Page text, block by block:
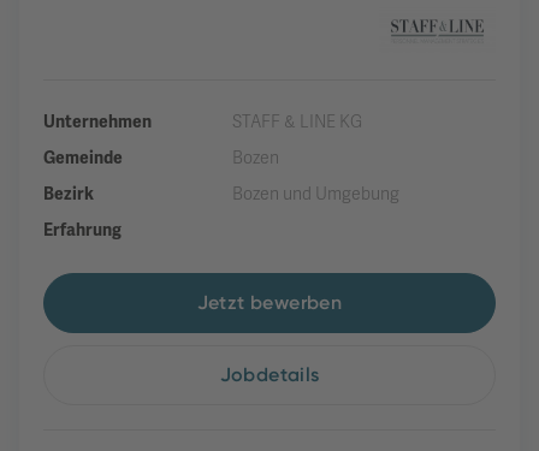
Unternehmen
STAFF & LINE KG
Gemeinde
Bozen
Bezirk
Bozen und Umgebung
Erfahrung
Jetzt bewerben
Jobdetails